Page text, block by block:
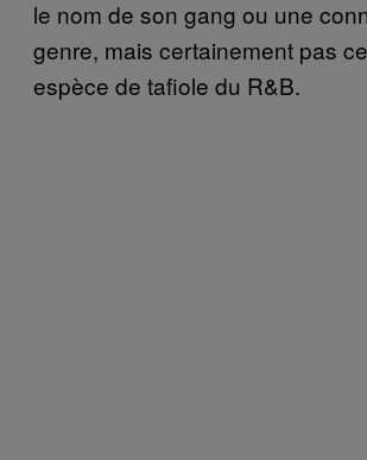
le nom de son gang ou une
genre, mais certainement pas
espèce de tafiole du R&B.